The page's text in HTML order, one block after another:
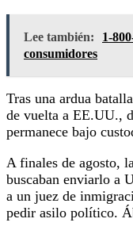
Lee también:
1-
consumidores
Tras una ardua
de vuelta a EE.UU.,
permanece bajo
A finales de agosto,
buscaban enviarlo a
a un juez de
pedir asilo político.